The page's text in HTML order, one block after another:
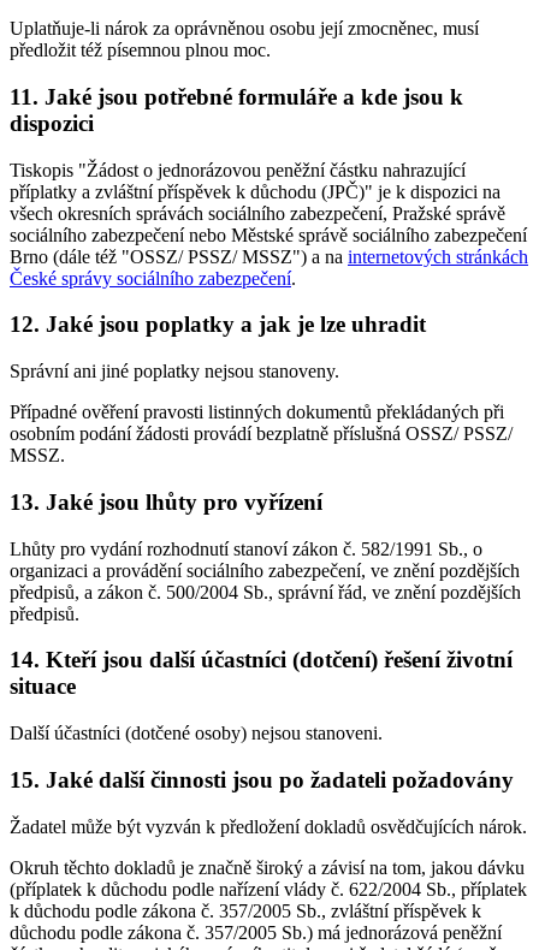
Uplatňuje-li nárok za oprávněnou osobu její zmocněnec, musí
předložit též písemnou plnou moc.
11. Jaké jsou potřebné formuláře a kde jsou k
dispozici
Tiskopis "Žádost o jednorázovou peněžní částku nahrazující
příplatky a zvláštní příspěvek k důchodu (JPČ)" je k dispozici na
všech okresních správách sociálního zabezpečení, Pražské správě
sociálního zabezpečení nebo Městské správě sociálního zabezpečení
Brno (dále též "OSSZ/ PSSZ/ MSSZ") a na internetových stránkách
České správy sociálního zabezpečení.
12. Jaké jsou poplatky a jak je lze uhradit
Správní ani jiné poplatky nejsou stanoveny.
Případné ověření pravosti listinných dokumentů překládaných při
osobním podání žádosti provádí bezplatně příslušná OSSZ/ PSSZ/
MSSZ.
13. Jaké jsou lhůty pro vyřízení
Lhůty pro vydání rozhodnutí stanoví zákon č. 582/1991 Sb., o
organizaci a provádění sociálního zabezpečení, ve znění pozdějších
předpisů, a zákon č. 500/2004 Sb., správní řád, ve znění pozdějších
předpisů.
14. Kteří jsou další účastníci (dotčení) řešení životní
situace
Další účastníci (dotčené osoby) nejsou stanoveni.
15. Jaké další činnosti jsou po žadateli požadovány
Žadatel může být vyzván k předložení dokladů osvědčujících nárok.
Okruh těchto dokladů je značně široký a závisí na tom, jakou dávku
(příplatek k důchodu podle nařízení vlády č. 622/2004 Sb., příplatek
k důchodu podle zákona č. 357/2005 Sb., zvláštní příspěvek k
důchodu podle zákona č. 357/2005 Sb.) má jednorázová peněžní